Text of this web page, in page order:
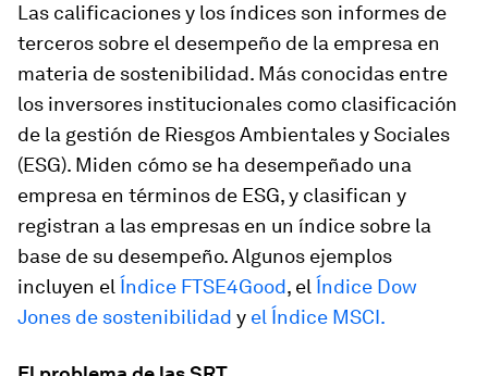
Las calificaciones y los índices son informes de
terceros sobre el desempeño de la empresa en
materia de sostenibilidad. Más conocidas entre
los inversores institucionales como clasificación
de la gestión de Riesgos Ambientales y Sociales
(ESG). Miden cómo se ha desempeñado una
empresa en términos de ESG, y clasifican y
registran a las empresas en un índice sobre la
base de su desempeño. Algunos ejemplos
incluyen el Índice FTSE4Good, el Índice Dow
Jones de sostenibilidad y el Índice MSCI.